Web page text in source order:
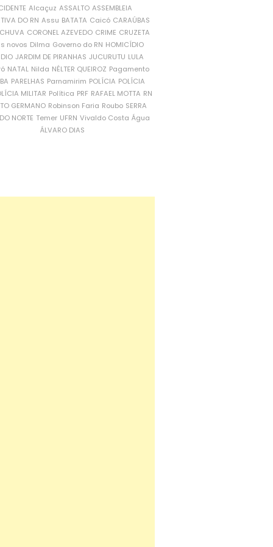
Alcaçuz ASSALTO ASSEMBLEIA
DO RN Assu BATATA Caicó CARAÚBAS
CORONEL AZEVEDO CRIME CRUZETA
novos Dilma Governo do RN HOMICÍDIO
JARDIM DE PIRANHAS JUCURUTU LULA
NATAL Nilda NÉLTER QUEIROZ Pagamento
PARELHAS Parnamirim POLÍCIA POLÍCIA
MILITAR Política PRF RAFAEL MOTTA RN
GERMANO Robinson Faria Roubo SERRA
NORTE Temer UFRN Vivaldo Costa Água
ÁLVARO DIAS